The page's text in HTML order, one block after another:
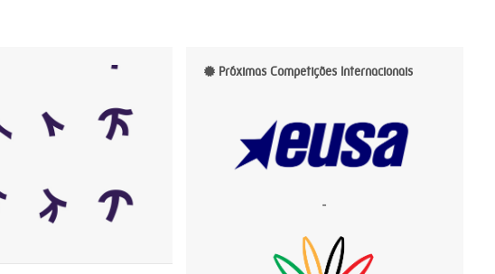
Próximas Competições Internacionais
-